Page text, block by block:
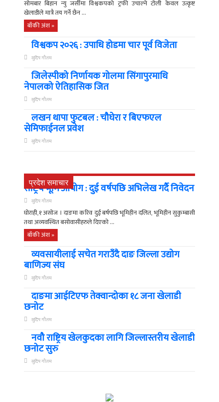
सोमबार बिहान न्यु जर्सीमा विश्वकपको ट्रफी उचाल्ने टोली केवल उत्कृष्ट
खेलाडीले मात्रै तय गर्ने छैन ...
बाँकी अंश »
विश्वकप २०२६ : उपाधि होडमा चार पूर्व विजेता
सुदिप गौतम
जिलेस्पीको निर्णायक गोलमा सिंगापुरमाथि
नेपालको ऐतिहासिक जित
सुदिप गौतम
लखन थापा फुटबल : चौघेरा र बिएफएल
सेमिफाईनल प्रवेश
सुदिप गौतम
प्रदेश समाचार
राष्ट्रिय भूमि आयोग : दुई वर्षपछि अभिलेख गर्दै निवेदन
सुदिप गौतम
घोराही,१ असोज । दाङमा करिव दुई बर्षपछि भूमिहीन दलित, भूमिहीन सुकुम्बासी
तथा अव्यवस्थित बसोवासीहरुले दिएको ...
बाँकी अंश »
व्यवसायीलाई सचेत गराउँदै दाङ जिल्ला उद्योग
बाणिज्य संघ
सुदिप गौतम
दाङमा आईटिएफ तेक्वान्दोका १८ जना खेलाडी
छनोट
सुदिप गौतम
नवौ राष्ट्रिय खेलकुदका लागि जिल्लास्तरीय खेलाडी
छनोट सुरु
सुदिप गौतम